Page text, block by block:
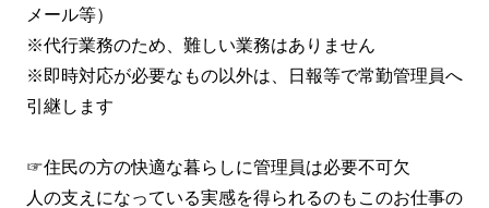
メール等）
※代行業務のため、難しい業務はありません
※即時対応が必要なもの以外は、日報等で常勤管理員へ
引継します
☞住民の方の快適な暮らしに管理員は必要不可欠
人の支えになっている実感を得られるのもこのお仕事の